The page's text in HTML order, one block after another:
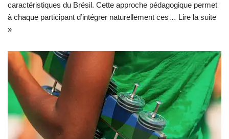
caractéristiques du Brésil. Cette approche pédagogique permet
à chaque participant d’intégrer naturellement ces… Lire la suite
»